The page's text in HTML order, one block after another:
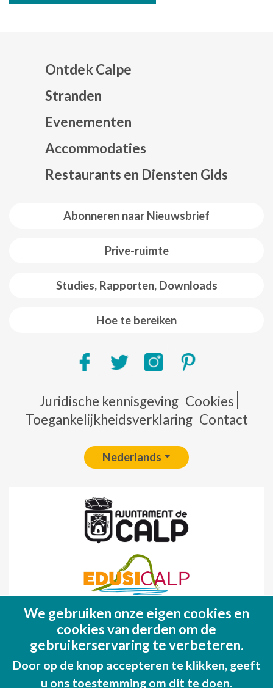
Abonneren naar Nieuwsbrief
Prive-ruimte
Studies, Rapporten, Downloads
Hoe te bereiken
Ontdek Calpe
Stranden
Evenementen
Accommodaties
Restaurants en Diensten Gids
Pie de página
Juridische kennisgeving Cookies
Toegankelijkheidsverklaring Contact
Nederlands
Fondo Europeo de Desarrollo Regional
(FEDER)
Una manera de hacer EUROPA
We gebruiken onze eigen cookies en
cookies van derden om de
gebruikerservaring te verbeteren.
Door op de knop accepteren te klikken, geeft
u ons toestemming om dit te doen.